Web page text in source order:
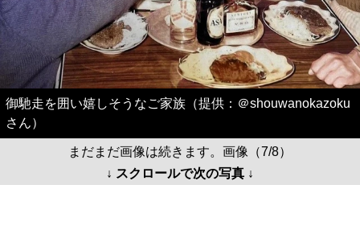
御馳走を囲い嬉しそうなご家族（提供：＠shouwanokazoku
さん）
まだまだ画像は続きます。画像（7/8）
↓ スクロールで次の写真 ↓